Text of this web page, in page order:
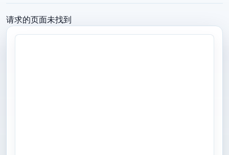
请求的页面未找到